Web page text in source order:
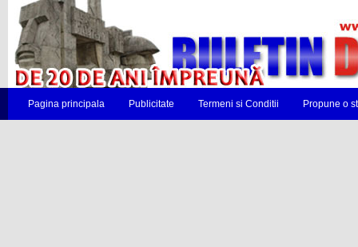
Pagina principala Publicitate Termeni si Conditii Propune o